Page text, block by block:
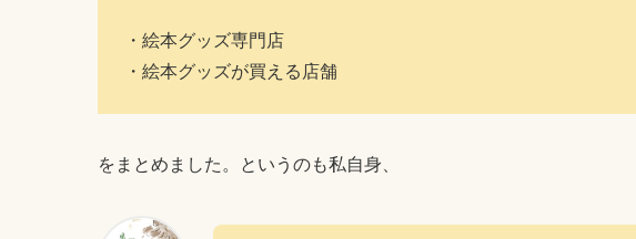
・絵本グッズ専門店
・絵本グッズが買える店舗
をまとめました。というのも私自身、